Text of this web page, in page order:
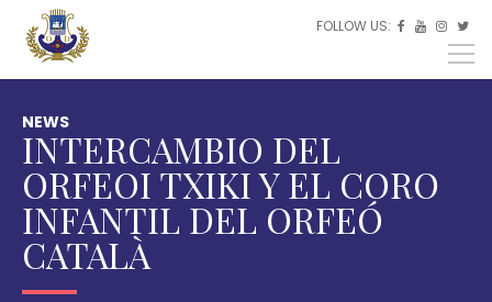
Skip to main content
FOLLOW US:   
EU
EN
NEWS
INTERCAMBIO DEL
ORFEOI TXIKI Y EL CORO
INFANTIL DEL ORFEÓ
CATALÀ